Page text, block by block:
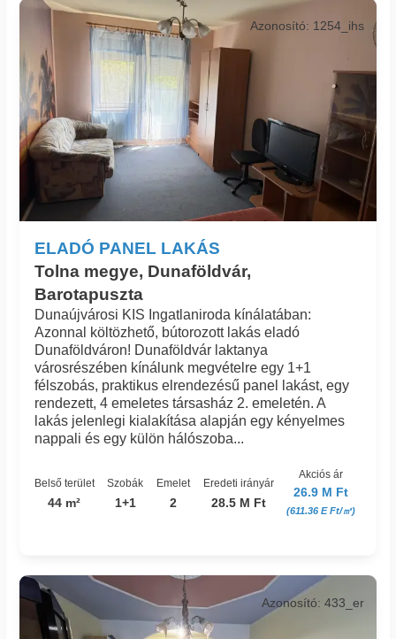
ELADÓ PANEL LAKÁS
Tolna megye, Dunaföldvár,
Barotapuszta
Azonosító: 1254_ihs
Dunaújvárosi KIS Ingatlaniroda kínálatában:
Azonnal költözhető, bútorozott lakás eladó
Dunaföldváron! Dunaföldvár laktanya
városrészében kínálunk megvételre egy 1+1
félszobás, praktikus elrendezésű panel lakást, egy
rendezett, 4 emeletes társasház 2. emeletén. A
lakás jelenlegi kialakítása alapján egy kényelmes
nappali és egy külön hálószoba...
Belső terület
44 m²
Szobák
1+1
Emelet
2
Eredeti irányár
28.5 M Ft
Akciós ár
26.9 M Ft
(611.36 E Ft/㎡)
Azonosító: 433_er